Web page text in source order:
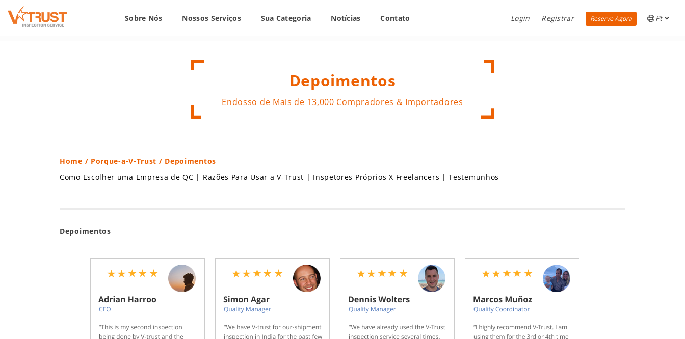
Sobre Nós Nossos Serviços Sua Categoria Notícias Contato Login Registrar Reserve Agora Pt
Depoimentos
Endosso de Mais de 13,000 Compradores & Importadores
Home / Porque-a-V-Trust / Depoimentos
Como Escolher uma Empresa de QC | Razões Para Usar a V-Trust | Inspetores Próprios X Freelancers |Testemunhos
Depoimentos